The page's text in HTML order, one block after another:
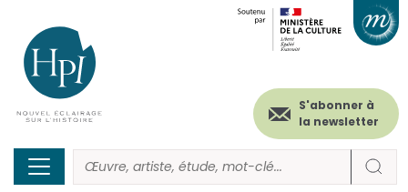
contenu
principal
Menu
secondaire
(header)
S'abonner à
la newsletter